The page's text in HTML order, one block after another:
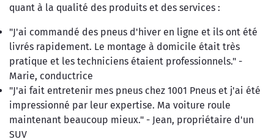
quant à la qualité des produits et des services :
"J'ai commandé des pneus d'hiver en ligne et ils ont été
livrés rapidement. Le montage à domicile était très
pratique et les techniciens étaient professionnels." -
Marie, conductrice
"J'ai fait entretenir mes pneus chez 1001 Pneus et j'ai été
impressionné par leur expertise. Ma voiture roule
maintenant beaucoup mieux." - Jean, propriétaire d'un
SUV